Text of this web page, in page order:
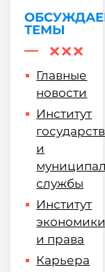
ТЕМЫ
Главные
новости
Институт
и
службы
Институт
и права
Карьера